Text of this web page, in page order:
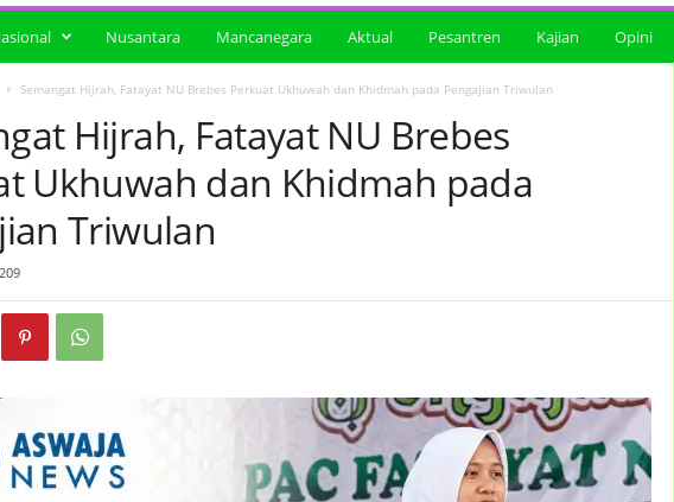
Nusantara Mancanegara Aktual Pesantren Kajian Opini
Semangat Hijrah, Fatayat NU Brebes Perkuat Ukhuwah dan Khidmah pada Pengajian Triwulan
Hijrah, Fatayat NU Brebes
Ukhuwah dan Khidmah pada
Triwulan
209